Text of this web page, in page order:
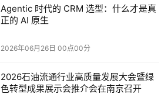
Agentic 时代的 CRM 选型：什么才是真
正的 AI 原生
2026年06月26日 00点00分
2026石油流通行业高质量发展大会暨绿
色转型成果展示会推介会在南京召开